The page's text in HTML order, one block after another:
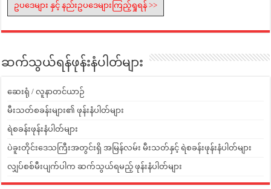
ဥပဒေများ နှင့် နည်းဥပဒေများကြည့်ရှုရန် >>
ဆက်သွယ်ရန်ဖုန်းနံပါတ်များ
ဆေးရုံ / လူနာတင်ယာဉ်
မီးသတ်စခန်းများ၏ ဖုန်းနံပါတ်များ
ရဲစခန်းဖုန်းနံပါတ်များ
ပဲခူးတိုင်းဒေသကြီးအတွင်းရှိ အမြန်လမ်း မီးသတ်နှင့် ရဲစခန်းဖုန်းနံပါတ်များ
လျှပ်စစ်မီးပျက်ပါက ဆက်သွယ်ရမည့် ဖုန်းနံပါတ်များ